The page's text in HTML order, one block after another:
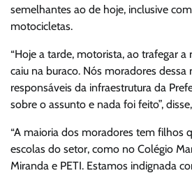
semelhantes ao de hoje, inclusive
motocicletas.
“Hoje a tarde, motorista, ao trafegar a
caiu na buraco. Nós moradores dessa
responsáveis da infraestrutura da
sobre o assunto e nada foi feito”,
“A maioria dos moradores tem filhos
escolas do setor, como no Colégio
Miranda e PETI. Estamos indignada